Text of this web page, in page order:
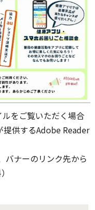
をご覧いただく場合
提供するAdobe Reader
バナーのリンク先から